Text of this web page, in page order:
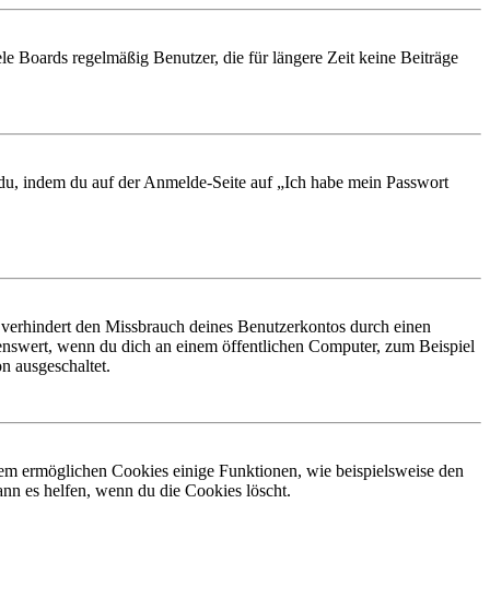
Boards regelmäßig Benutzer, die für längere Zeit keine Beiträge
indem du auf der Anmelde-Seite auf „Ich habe mein Passwort
den Missbrauch deines Benutzerkontos durch einen
wenn du dich an einem öffentlichen Computer, zum Beispiel
ausgeschaltet.
ermöglichen Cookies einige Funktionen, wie beispielsweise den
es helfen, wenn du die Cookies löscht.